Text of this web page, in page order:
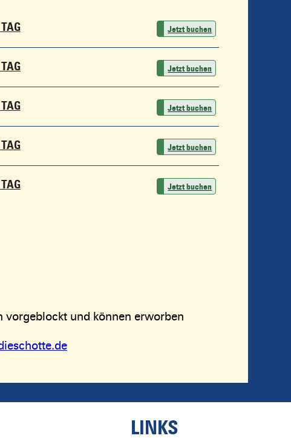
Jetzt buchen
Jetzt buchen
Jetzt buchen
Jetzt buchen
Jetzt buchen
vorgeblockt und können erworben
LINKS